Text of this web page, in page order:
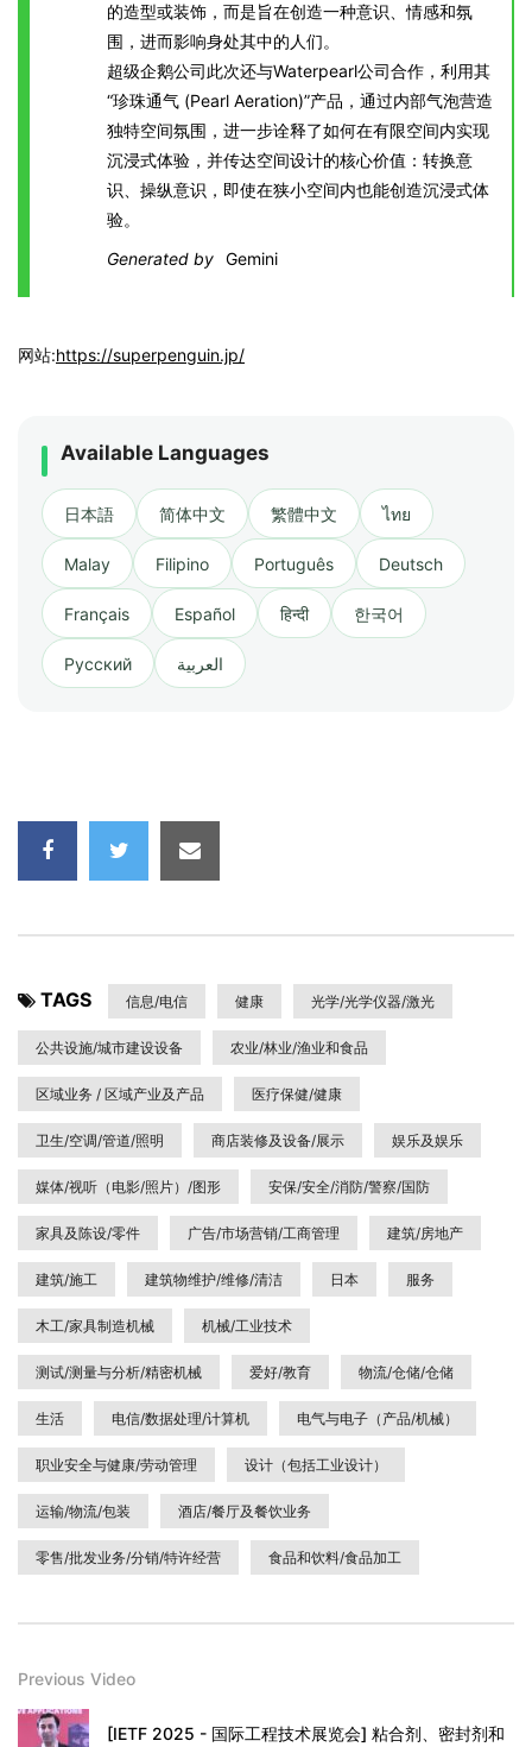
的造型或装饰，而是旨在创造一种意识、情感和氛
围，进而影响身处其中的人们。
超级企鹅公司此次还与Waterpearl公司合作，利用其
“珍珠通气 (Pearl Aeration)”产品，通过内部气泡营造
独特空间氛围，进一步诠释了如何在有限空间内实现
沉浸式体验，并传达空间设计的核心价值：转换意
识、操纵意识，即使在狭小空间内也能创造沉浸式体
验。
Generated by Gemini
网站:https://superpenguin.jp/
Available Languages
日本語 简体中文 繁體中文 ไทย
Malay Filipino Português Deutsch
Français Español हिन्दी 한국어
Русский العربية
TAGS 信息/电信 健康 光学/光学仪器/激光
公共设施/城市建设设备 农业/林业/渔业和食品
区域业务 / 区域产业及产品 医疗保健/健康
卫生/空调/管道/照明 商店装修及设备/展示 娱乐及娱乐
媒体/视听（电影/照片）/图形 安保/安全/消防/警察/国防
家具及陈设/零件 广告/市场营销/工商管理 建筑/房地产
建筑/施工 建筑物维护/维修/清洁 日本 服务
木工/家具制造机械 机械/工业技术
测试/测量与分析/精密机械 爱好/教育 物流/仓储/仓储
生活 电信/数据处理/计算机 电气与电子（产品/机械）
职业安全与健康/劳动管理 设计（包括工业设计）
运输/物流/包装 酒店/餐厅及餐饮业务
零售/批发业务/分销/特许经营 食品和饮料/食品加工
Previous Video
[IETF 2025 - 国际工程技术展览会] 粘合剂、密封剂和